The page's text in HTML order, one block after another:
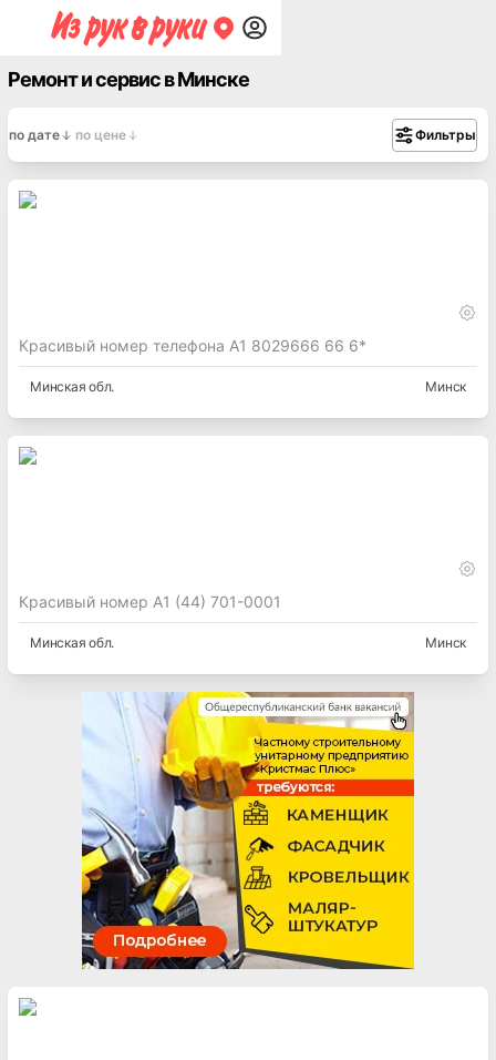
Ремонт и сервис в Минске
по дате по цене Фильтры
Красивый номер телефона А1 8029666 66 6*
Минская обл. Минск
Красивый номер А1 (44) 701-0001
Минская обл. Минск